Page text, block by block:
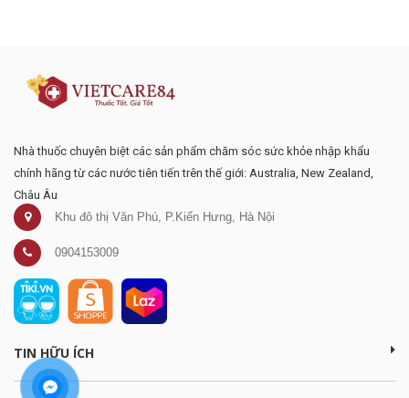
Nhà thuốc chuyên biệt các sản phẩm chăm sóc sức khỏe nhập khẩu
chính hãng từ các nước tiên tiến trên thế giới: Australia, New Zealand,
Châu Âu
Khu đô thị Văn Phú, P.Kiến Hưng, Hà Nội
0904153009
TIN HỮU ÍCH